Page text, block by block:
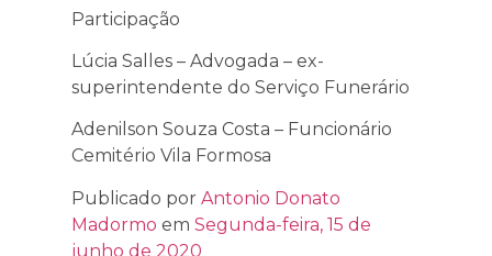
Participação
Lúcia Salles – Advogada – ex-
superintendente do Serviço Funerário
Adenilson Souza Costa – Funcionário
Cemitério Vila Formosa
Publicado por Antonio Donato
Madormo em Segunda-feira, 15 de
junho de 2020